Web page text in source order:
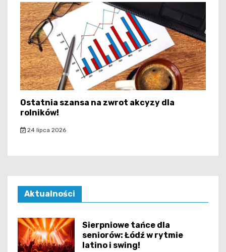
Ostatnia szansa na zwrot akcyzy dla
rolników!
24 lipca 2026
Aktualności
Sierpniowe tańce dla
seniorów: Łódź w rytmie
latino i swing!